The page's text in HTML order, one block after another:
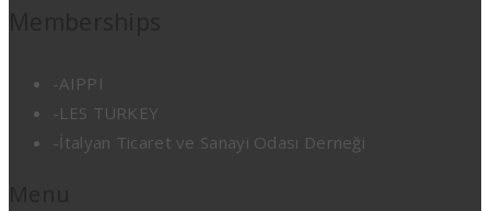
-AIPPI
-LES TURKEY
-İtalyan Ticaret ve Sanayi Odası Derneği